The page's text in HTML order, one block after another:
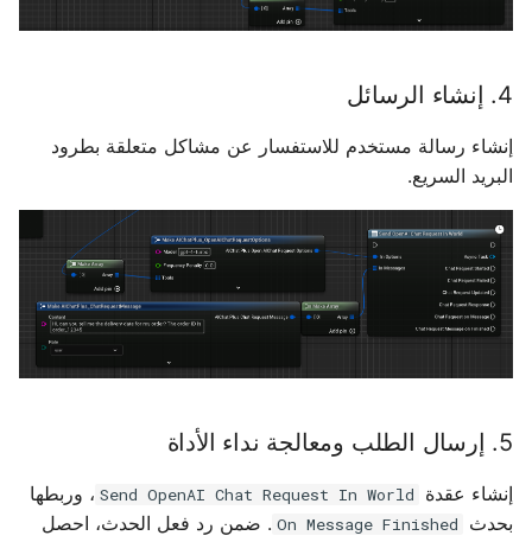
4. إنشاء الرسائل
إنشاء رسالة مستخدم للاستفسار عن مشاكل متعلقة بطرود
البريد السريع.
5. إرسال الطلب ومعالجة نداء الأداة
إنشاء عقدة Send OpenAI Chat Request In World ، وربطها
بحدث
On Message Finished . ضمن رد فعل الحدث، احصل